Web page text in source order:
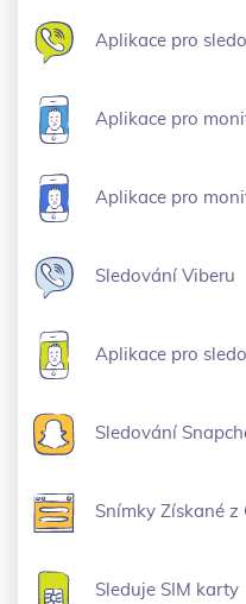
Aplikace pro
Aplikace pro
Aplikace pro
Sledování Viberu
Aplikace pro
Sledování
Snímky Získané
Sleduje SIM karty